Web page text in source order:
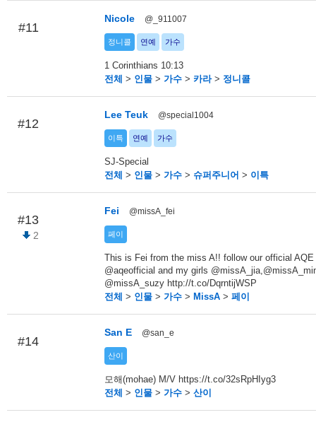
#11
Nicole @_911007
정니콜 연예 가수
1 Corinthians 10:13
전체 > 인물 > 가수 > 카라> 정니콜
#12
Lee Teuk @special1004
이특 연예 가수
SJ-Special
전체 > 인물 > 가수 > 슈퍼주니어 > 이특
#13
2
Fei @missA_fei
페이
This is Fei from the miss A!! follow our official AQE
@aqeofficial and my girls
@missA_suzy http://t.co/DqrntijWSP
전체 > 인물 > 가수 > MissA > 페이
#14
San E @san_e
산이
모해(mohae) M/V https://t.co/32sRpHIyg3
전체 > 인물 > 가수 > 산이